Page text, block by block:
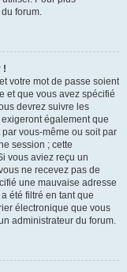
forum.
!
votre mot de passe soient
et que vous avez spécifié
devrez suivre les
également que
vous-même ou soit par
session ; cette
vous aviez reçu un
ne recevez pas de
une mauvaise adresse
été filtré en tant que
électronique que vous
administrateur du forum.